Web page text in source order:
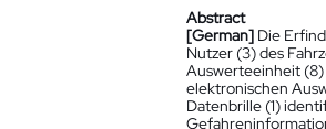
Abstract
[German] Die
Nutzer (3) des
Auswerteeinheit (8)
elektronischen
Datenbrille (1)